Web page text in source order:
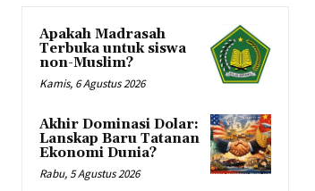
Apakah Madrasah
Terbuka untuk siswa
non-Muslim?
Kamis, 6 Agustus 2026
Akhir Dominasi Dolar:
Lanskap Baru Tatanan
Ekonomi Dunia?
Rabu, 5 Agustus 2026